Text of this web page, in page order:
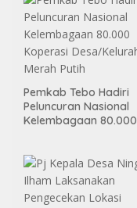
Pemkab Tebo Hadiri
Peluncuran Nasional
Kelembagaan 80.000